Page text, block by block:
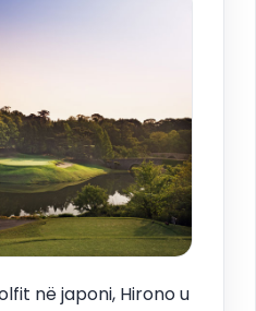
në japoni, Hirono u